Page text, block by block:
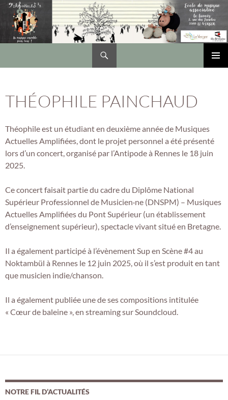
DIAGONALES 35
THÉOPHILE PAINCHAUD
Théophile est un étudiant en deuxième année de Musiques
Actuelles Amplifiées, dont le projet personnel a été présenté
lors d’un concert, organisé par l’Antipode à Rennes le 18 juin
2025.
Ce concert faisait partie du cadre du Diplôme National
Supérieur Professionnel de Musicien·ne (DNSPM) – Musiques
Actuelles Amplifiées du Pont Supérieur (un établissement
d’enseignement supérieur), spectacle vivant situé en Bretagne.
Il a également participé à l’évènement Sup en Scène #4 au
Noktambül à Rennes le 12 juin 2025, où il s’est produit en tant
que musicien indie/chanson.
Il a également publiée une de ses compositions intitulée
« Cœur de baleine », en streaming sur Soundcloud.
NOTRE FIL D’ACTUALITÉS